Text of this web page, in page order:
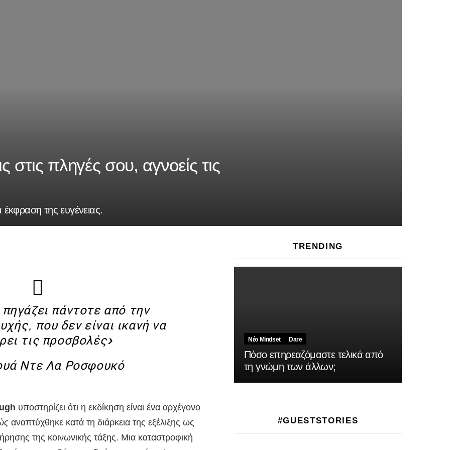
στις πληγές σου, αγνοείς τις
της ευγένειας.
πάντοτε από την
που δεν είναι ικανή να
τις προσβολές»
Ντε Λα Ροσφουκό
υποστηρίζει ότι η εκδίκηση είναι ένα αρχέγονο
αναπτύχθηκε κατά τη διάρκεια της εξέλιξης ως
της κοινωνικής τάξης. Μια καταστροφική
TRENDING
Νέο Mindset Dare
Πόσο επηρεαζόμαστε τελικά από
τη γνώμη των άλλων;
#GUESTSTORIES